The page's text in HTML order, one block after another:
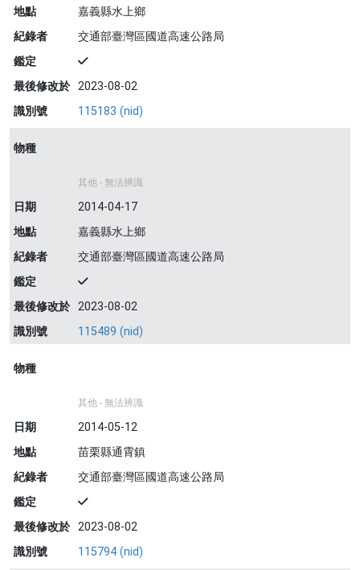
地點
嘉義縣水上鄉
紀錄者
交通部臺灣區國道高速公路局
鑑定
最後修改於 2023-08-02
識別號
115183 (nid)
物種
其他 - 無法辨識
日期
2014-04-17
地點
嘉義縣水上鄉
紀錄者
交通部臺灣區國道高速公路局
鑑定
最後修改於 2023-08-02
識別號
115489 (nid)
物種
其他 - 無法辨識
日期
2014-05-12
地點
苗栗縣通霄鎮
紀錄者
交通部臺灣區國道高速公路局
鑑定
最後修改於 2023-08-02
識別號
115794 (nid)